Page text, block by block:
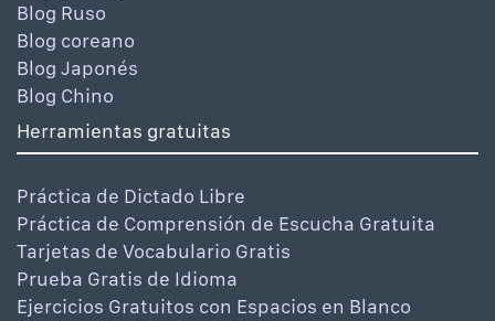
Blog Ruso
Blog coreano
Blog Japonés
Blog Chino
Herramientas gratuitas
Práctica de Dictado Libre
Práctica de Comprensión de Escucha Gratuita
Tarjetas de Vocabulario Gratis
Prueba Gratis de Idioma
Ejercicios Gratuitos con Espacios en Blanco